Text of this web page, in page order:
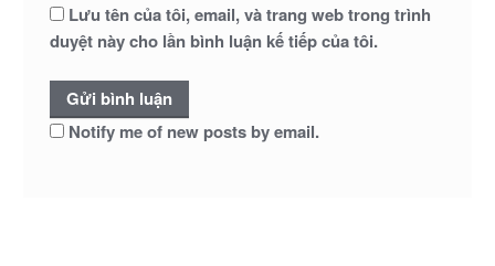
Lưu tên của tôi, email, và trang web trong trình
duyệt này cho lần bình luận kế tiếp của tôi.
Notify me of new posts by email.